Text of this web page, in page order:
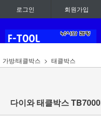
로그인 회원가입
가방/태클박스 태클박스
다이와 태클박스